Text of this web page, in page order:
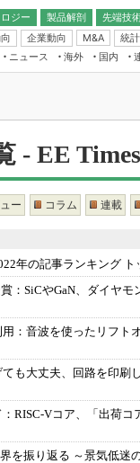
ジー 製品解剖
先端技
グ
ン
企業動向 M&A 統計
フィジカ
半導体
読者調
カーボ
エレク
Japan）
ニュース 海外 国内
界スコープ
」で回してみよう
ード ～Behind the
起こったこと、次の10年
るアジアの新トレンド
知る
の180日
ブックレット
- EE
ー コラム 連載
年の記事ランキング ト
： SiCやGaN、ダイヤモ
： 音波を使ったリフト
も大丈夫、回路を印刷
RISC-Vコア、「出荷コ
を振り返る ～景気低迷